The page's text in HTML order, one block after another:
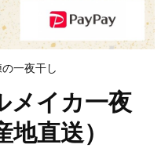
一夜干し
メイカ一夜
直送）